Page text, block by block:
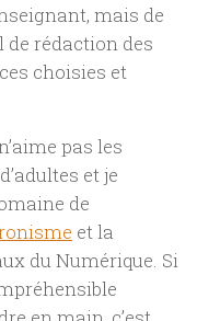
mais de
de rédaction des
choisies et
pas les
et je
de
et la
du Numérique. Si